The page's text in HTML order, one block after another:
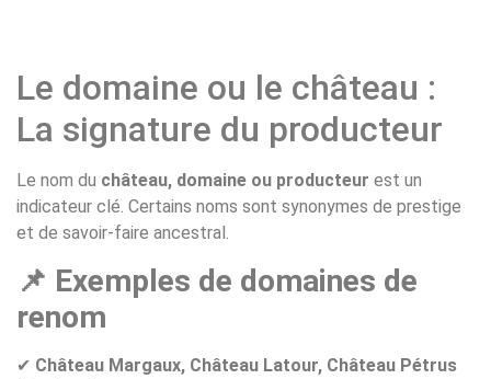
Le domaine ou le château :
La signature du producteur
Le nom du château, domaine ou producteur est un
indicateur clé. Certains noms sont synonymes de prestige
et de savoir-faire ancestral.
📌 Exemples de domaines de
renom
✔ Château Margaux, Château Latour, Château Pétrus